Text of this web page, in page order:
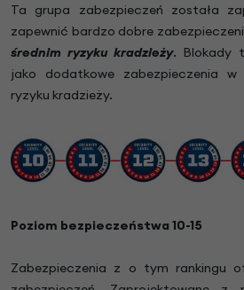
Ta grupa zabezpieczeń została
zapewnić bardzo dobre
średnim ryzyku kradzieży. Blokady
jako dodatkowe zabezpieczenia
ryzyku kradzieży.
Poziom bezpieczeństwa 10-15
Zabezpieczenia z o tym rankingu